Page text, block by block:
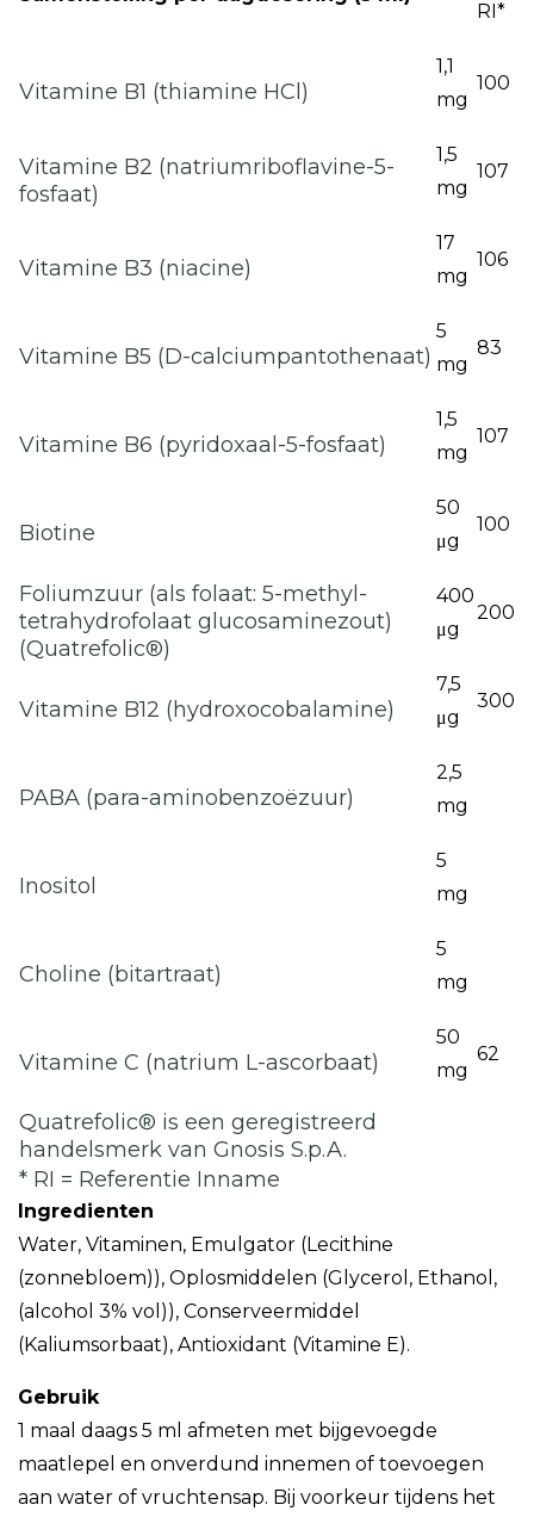
RI*
Vitamine B1 (thiamine HCl)
1,1
mg
100
Vitamine B2 (natriumriboflavine-5-
fosfaat)
1,5
mg
107
Vitamine B3 (niacine)
17
mg
106
Vitamine B5 (D-calciumpantothenaat)
5
mg
83
Vitamine B6 (pyridoxaal-5-fosfaat)
1,5
mg
107
Biotine
50
μg
100
Foliumzuur (als folaat: 5-methyl-
tetrahydrofolaat glucosaminezout)
(Quatrefolic®)
400
μg
200
Vitamine B12 (hydroxocobalamine)
7,5
μg
300
PABA (para-aminobenzoëzuur)
2,5
mg
Inositol
5
mg
Choline (bitartraat)
5
mg
Vitamine C (natrium L-ascorbaat)
50
mg
62
Quatrefolic® is een geregistreerd
handelsmerk van Gnosis S.p.A.
* RI = Referentie Inname
Ingredienten
Water, Vitaminen, Emulgator (Lecithine
(zonnebloem)), Oplosmiddelen (Glycerol, Ethanol,
(alcohol 3% vol)), Conserveermiddel
(Kaliumsorbaat), Antioxidant (Vitamine E).
Gebruik
1 maal daags 5 ml afmeten met bijgevoegde
maatlepel en onverdund innemen of toevoegen
aan water of vruchtensap. Bij voorkeur tijdens het